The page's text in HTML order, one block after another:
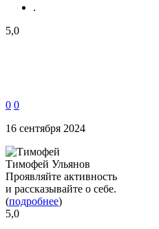
.
5,0
0 0
16 сентября 2024
Тимофей Ульянов
Проявляйте активность
и рассказывайте о себе.
(подробнее)
5,0